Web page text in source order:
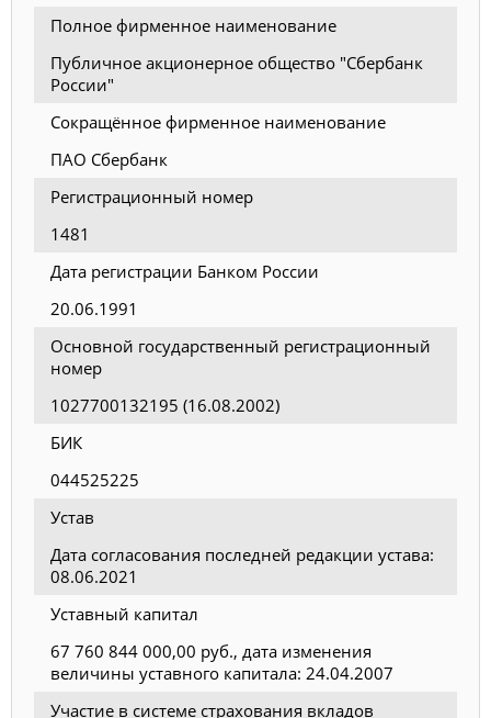
Полное фирменное наименование
Публичное акционерное общество "Сбербанк
России"
Сокращённое фирменное наименование
ПАО Сбербанк
Регистрационный номер
1481
Дата регистрации Банком России
20.06.1991
Основной государственный регистрационный
номер
1027700132195 (16.08.2002)
БИК
044525225
Устав
Дата согласования последней редакции устава:
08.06.2021
Уставный капитал
67 760 844 000,00 руб., дата изменения
величины уставного капитала: 24.04.2007
Участие в системе страхования вкладов